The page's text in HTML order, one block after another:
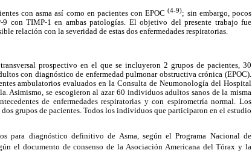
con asma así como en pacientes con EPOC(4-9); sin embargo, pocos
con TIMP-1 en ambas patologías. El objetivo del presente trabajo fue
relación con la severidad de estas dos enfermedades respiratorias.
prospectivo en el que se incluyeron 2 grupos de pacientes, 30
con diagnóstico de enfermedad pulmonar obstructiva crónica (EPOC).
ambulatorios evaluados en la Consulta de Neumonología del Hospital
Asimismo, se escogieron al azar 60 individuos adultos sanos de la misma
de enfermedades respiratorias y con espirometría normal. Los
grupos de pacientes. Todos los individuos que participaron en el estudio
para diagnóstico definitivo de Asma, según el Programa Nacional de
el documento de consenso de la Asociación Americana del Tórax y la